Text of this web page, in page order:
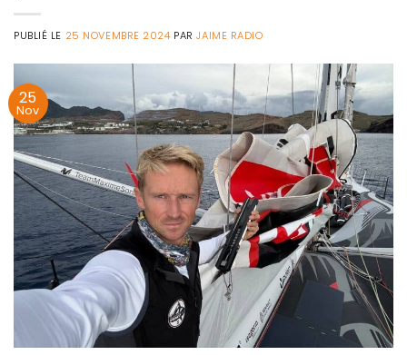
PUBLIÉ LE 25 NOVEMBRE 2024 PARJAIME RADIO
25
Nov